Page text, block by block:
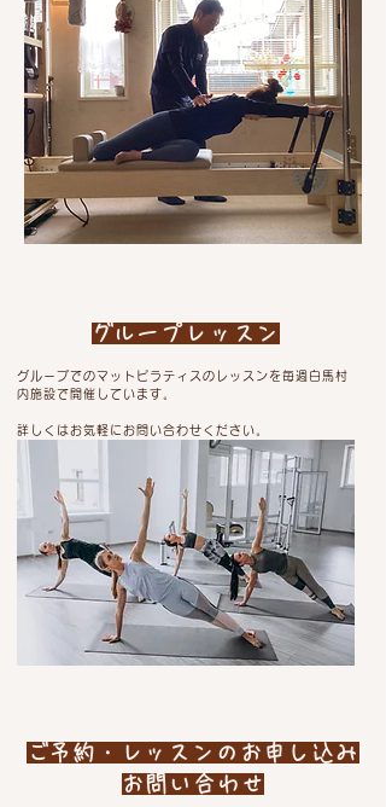
​グループレッスン
グループでのマットピラティスのレッスンを毎週白馬村
内施設で開催しています。​
詳しくはお気軽にお問い合わせください。
​ご予約・レッスンのお申し込み
お問い合わせ